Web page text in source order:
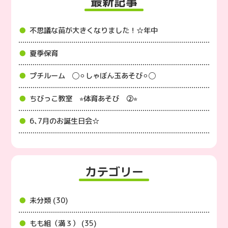
不思議な苗が大きくなりました！☆年中
夏季保育
プチルーム ◯⚪︎しゃぼん玉あそび⚪︎◯
ちびっこ教室 ⭐︎体育あそび ②⭐︎
6､7月のお誕生日会☆
カテゴリー
未分類 (30)
もも組（満３） (35)